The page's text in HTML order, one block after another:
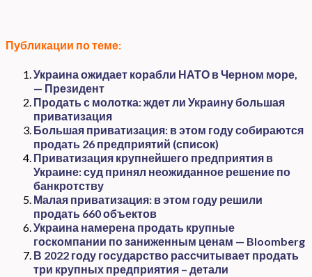
Публикации по теме:
Украина ожидает корабли НАТО в Черном море,
— Президент
Продать с молотка: ждет ли Украину большая
приватизация
Большая приватизация: в этом году собираются
продать 26 предприятий (список)
Приватизация крупнейшего предприятия в
Украине: суд принял неожиданное решение по
банкротству
Малая приватизация: в этом году решили
продать 660 объектов
Украина намерена продать крупные
госкомпании по заниженным ценам — Bloomberg
В 2022 году государство рассчитывает продать
три крупных предприятия – детали